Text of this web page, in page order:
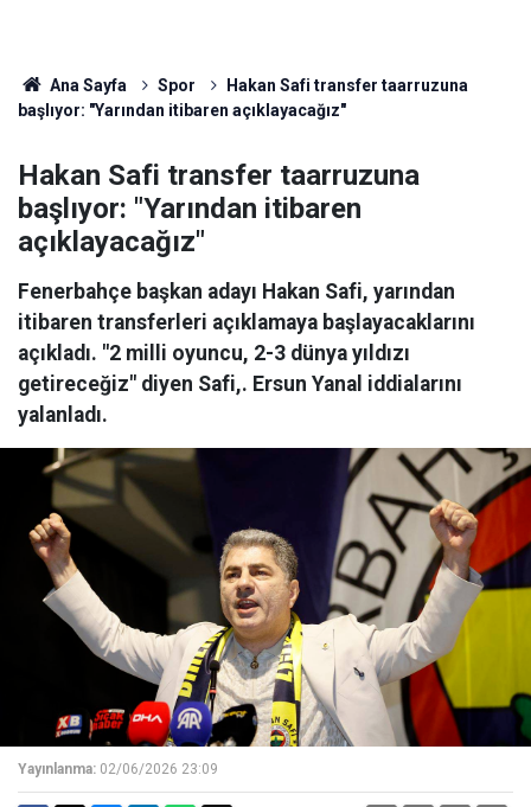
Ana Sayfa Spor
Hakan Safi transfer taarruzuna
başlıyor: "Yarından itibaren açıklayacağız"
Hakan Safi transfer taarruzuna
başlıyor: "Yarından itibaren
açıklayacağız"
Fenerbahçe başkan adayı Hakan Safi, yarından
itibaren transferleri açıklamaya başlayacaklarını
açıkladı. "2 milli oyuncu, 2-3 dünya yıldızı
getireceğiz" diyen Safi,. Ersun Yanal iddialarını
yalanladı.
Yayınlanma: 02/06/2026 23:09